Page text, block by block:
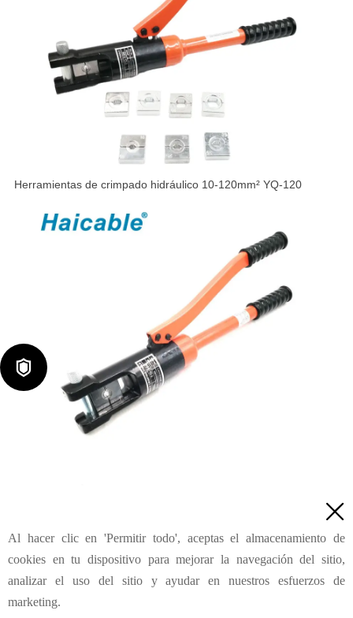
Herramientas de crimpado hidráulico 10-120mm² YQ-120
Herramienta de crimpado de cabeza H con bloqueo por tornillo
Consulta

Al hacer clic en 'Permitir todo', aceptas el almacenamiento de
cookies en tu dispositivo para mejorar la navegación del sitio,
analizar el uso del sitio y ayudar en nuestros esfuerzos de
marketing.
